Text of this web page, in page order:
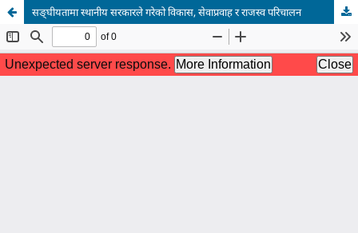
सङ्घीयतामा स्थानीय सरकारले गरेको विकास, सेवाप्रवाह र राजस्व परिचालन